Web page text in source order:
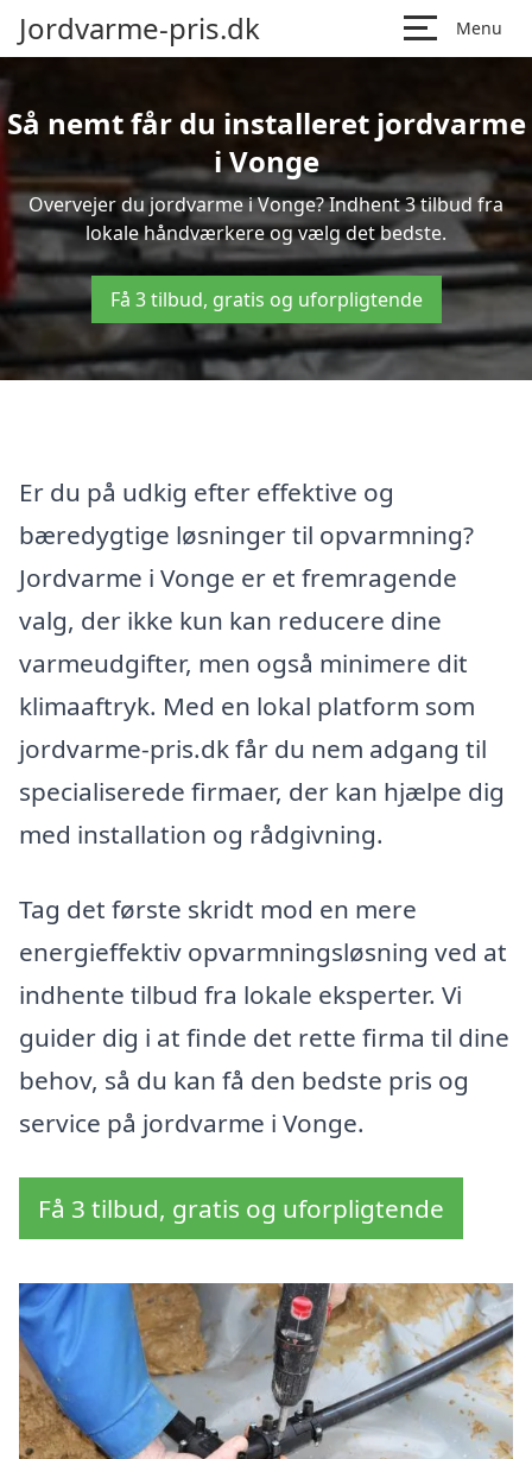
Jordvarme-pris.dk Menu
Så nemt får du installeret jordvarme
i Vonge
Overvejer du jordvarme i Vonge? Indhent 3 tilbud fra
lokale håndværkere og vælg det bedste.
Få 3 tilbud, gratis og uforpligtende
Er du på udkig efter effektive og
bæredygtige løsninger til opvarmning?
Jordvarme i Vonge er et fremragende
valg, der ikke kun kan reducere dine
varmeudgifter, men også minimere dit
klimaaftryk. Med en lokal platform som
jordvarme-pris.dk får du nem adgang til
specialiserede firmaer, der kan hjælpe dig
med installation og rådgivning.
Tag det første skridt mod en mere
energieffektiv opvarmningsløsning ved at
indhente tilbud fra lokale eksperter. Vi
guider dig i at finde det rette firma til dine
behov, så du kan få den bedste pris og
service på jordvarme i Vonge.
Få 3 tilbud, gratis og uforpligtende